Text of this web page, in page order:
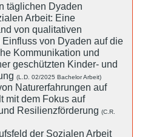
täglichen Dyaden
Arbeit: Eine
von qualitativen
Einfluss von Dyaden auf die
Kommunikation und
geschützten Kinder- und
(L.D. 02/2025 Bachelor Arbeit)
Naturerfahrungen auf
mit dem Fokus auf
Resilienzförderung (C.R.
der Sozialen Arbeit